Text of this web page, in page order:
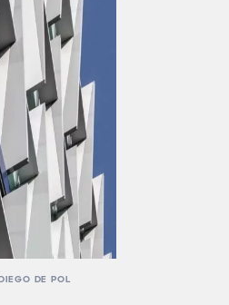
DE POL